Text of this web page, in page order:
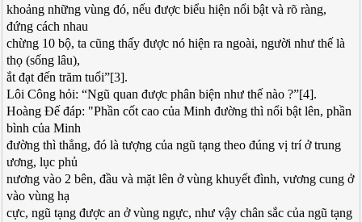
khoảng những vùng đó, nếu được biểu hiện nổi bật và rõ ràng,
đứng cách nhau
chừng 10 bộ, ta cũng thấy được nó hiện ra ngoài, người như thế là
thọ (sống lâu),
ắt đạt đến trăm tuổi”[3].
Lôi Công hỏi: “Ngũ quan được phân biện như thế nào ?”[4].
Hoàng Đế đáp: "Phần cốt cao của Minh đường thì nổi bật lên, phần
bình của Minh
đường thì thẳng, đó là tượng của ngũ tạng theo đúng vị trí ở trung
ương, lục phủ
nương vào 2 bên, đầu và mặt lên ở vùng khuyết đình, vương cung ở
vào vùng hạ
cực, ngũ tạng được an ở vùng ngực, như vậy chân sắc của ngũ tạng